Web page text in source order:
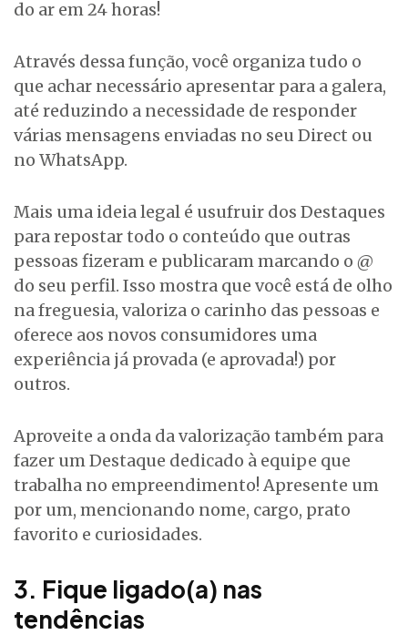
do ar em 24 horas!
Através dessa função, você organiza tudo o
que achar necessário apresentar para a galera,
até reduzindo a necessidade de responder
várias mensagens enviadas no seu Direct ou
no WhatsApp.
Mais uma ideia legal é usufruir dos Destaques
para repostar todo o conteúdo que outras
pessoas fizeram e publicaram marcando o @
do seu perfil. Isso mostra que você está de olho
na freguesia, valoriza o carinho das pessoas e
oferece aos novos consumidores uma
experiência já provada (e aprovada!) por
outros.
Aproveite a onda da valorização também para
fazer um Destaque dedicado à equipe que
trabalha no empreendimento! Apresente um
por um, mencionando nome, cargo, prato
favorito e curiosidades.
3. Fique ligado(a) nas
tendências